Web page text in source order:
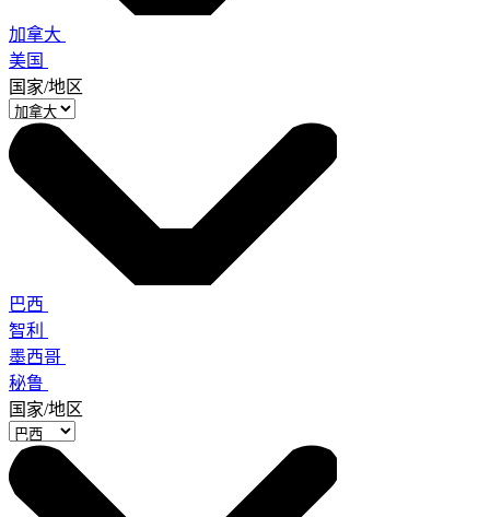
加拿大
美国
国家/地区
巴西
智利
墨西哥
秘鲁
国家/地区